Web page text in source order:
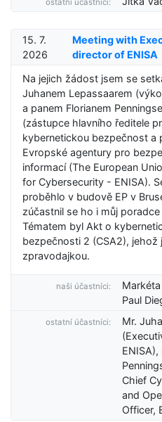
ostatní účastníci:
15. 7.
2026
Meeting with
director of ENISA
Na jejich žádost jsem se
Juhanem Lepassaarem
a panem Florianem
(zástupce hlavního ředitele
kybernetickou bezpečnost a
Evropské agentury pro
informací (The European
for Cybersecurity - ENISA).
proběhlo v budově EP v
zúčastnil se ho i můj poradce
Tématem byl Akt o
bezpečnosti 2 (CSA2), jehož
zpravodajkou.
naši účastníci:
Paul
ostatní účastníci:
Mr.
ENISA),
Chief
and
Officer,